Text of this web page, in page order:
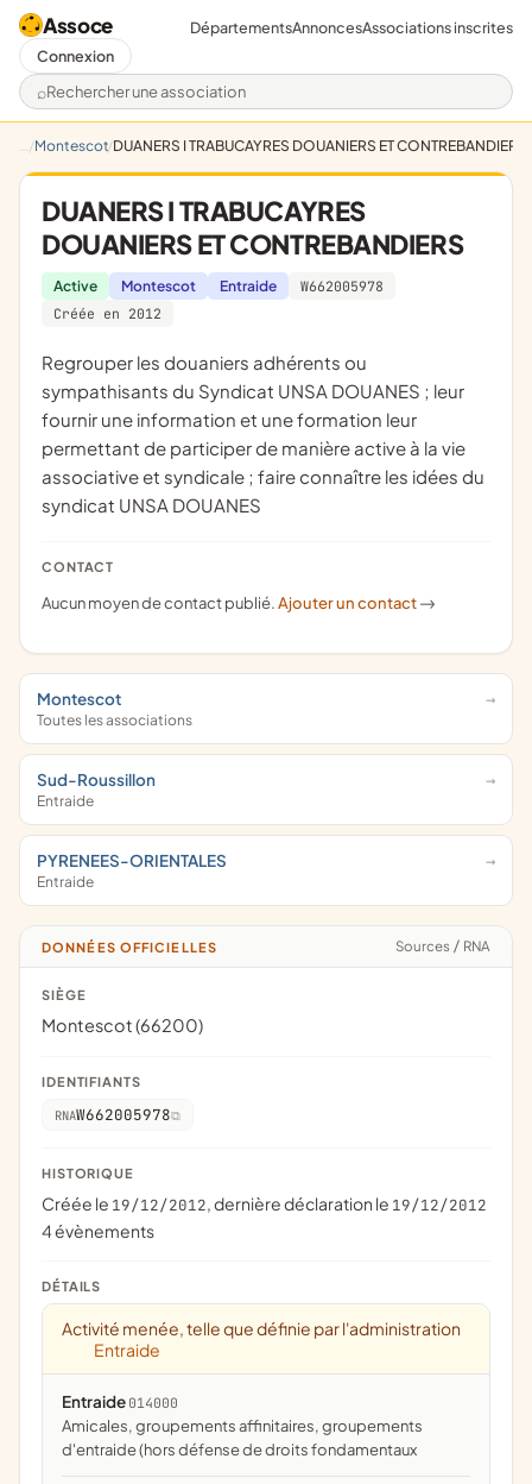
Assoce
Rechercher une association
DépartementsAnnoncesAssociations inscrites
Connexion
MontescotDUANERS I TRABUCAYRES DOUANIERS ET CONTREBANDIERS
DUANERS I TRABUCAYRES
DOUANIERS ET CONTREBANDIERS
Active Montescot Entraide
W662005978
Créée en 2012
regrouper les douaniers adhérents ou
sympathisants du Syndicat UNSA DOUANES ; leur
fournir une information et une formation leur
permettant de participer de manière active à la vie
associative et syndicale ; faire connaître les idées du
syndicat UNSA DOUANES
CONTACT
Aucun moyen de contact publié.Ajouter un contact ->
Montescot
Toutes les associations
Sud-Roussillon
Entraide
PYRENEES-ORIENTALES
Entraide
DONNÉES OFFICIELLES Sources / RNA
SIÈGE
Montescot (66200)
IDENTIFIANTS
RNAW662005978
HISTORIQUE
Créée le 19/12/2012, dernière déclaration le 19/12/2012
4 évènements
DÉTAILS
Activité menée, telle que définie par l'administration
Entraide
Entraide 014000
amicales, groupements affinitaires, groupements
d'entraide (hors défense de droits fondamentaux